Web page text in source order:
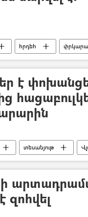
հրդեհ
է
տեսանյութ
մեղր
զոհվել